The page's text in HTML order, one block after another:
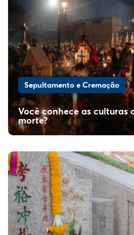
Sepultamento e Cremação
Você conhece as culturas
morte?